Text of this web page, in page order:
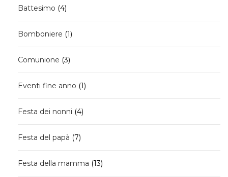
Battesimo 44
Bomboniere 11
Comunione 33
Eventi fine anno 11
Festa dei nonni 44
Festa del papà 77
Festa della mamma 1313